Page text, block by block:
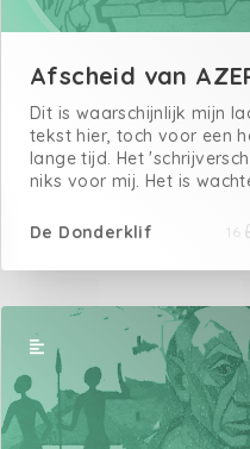
Afscheid van
Dit is waarschijnlijk mijn
tekst hier, toch voor een
lange tijd. Het
niks voor mij. Het is
op een hebbanrecensie
tekst deel, voelt het
Wachten op iemand die
steken in jou.Wachten op
die beslist of jij al dan niet
bent.Wachten op iemand
jouw tekst wil lezen, het
kopen, het boek wil
De Donderklif 16